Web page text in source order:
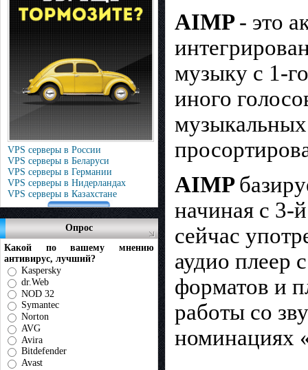
VPS серверы в России
VPS серверы в Беларуси
VPS серверы в Германии
VPS серверы в Нидерландах
VPS серверы в Казахстане
Опрос
Какой по вашему мнению
антивирус, лучший?
Kaspersky
dr.Web
NOD 32
Symantec
Norton
AVG
Avira
Bitdefender
Avast
AIMP- это
музыку с 1-
иного
AIMP
начиная с 3-
сейчас
аудио плеер
форматов и
работы со
номинациях